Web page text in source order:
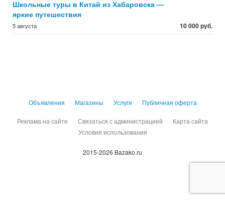
Школьные туры в Китай из Хабаровска —
яркие путешествия
5 августа 10 000 руб.
Объявления Магазины Услуги Публичная оферта
Реклама на сайте Связаться с администрацией
Карта сайта
Условия использования
2015-2026 Bazako.ru